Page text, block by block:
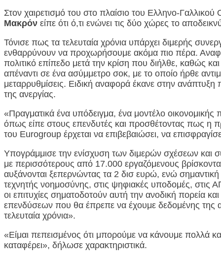
Στον χαιρετισμό του στο πλαίσιο του Ελληνο-
Μακρόν είπε ότι ό,τι ενώνει τις δύο χώρες το
Τόνισε πως τα τελευταία χρόνια υπάρχει διμερής
ενθαρρύνουν να προχωρήσουμε ακόμα πιο πέρα.
πολιτικό επίπεδο μετά την κρίση που διήλθε, καθώς
απέναντι σε ένα ασύμμετρο σοκ, με το οποίο ήρθε
μεταρρυθμίσεις. Ειδική αναφορά έκανε στην
της ανεργίας.
«Πραγματικά ένα υπόδειγμα, ένα μοντέλο
όπως είπε στους επενδυτές και προσθέτοντας πως η
του Eurogroup έρχεται να επιβεβαιώσει, να
Υπογράμμισε την ενίσχυση των διμερών σχέσεων και
με περισσότερους από 17.000 εργαζόμενους
αυξάνονται ξεπερνώντας τα 2 δισ ευρώ, ενώ σημαντική
τεχνητής νοημοσύνης, στις ψηφιακές υποδομές, στις
οι επιτυχίες σηματοδοτούν αυτή την ανοδική πορεία
επενδύσεων που θα έπρεπε να έχουμε δεδομένης της
τελευταία χρόνια».
«Είμαι πεπεισμένος ότι μπορούμε να κάνουμε πολλά
καταφέρει», δήλωσε χαρακτηριστικά.